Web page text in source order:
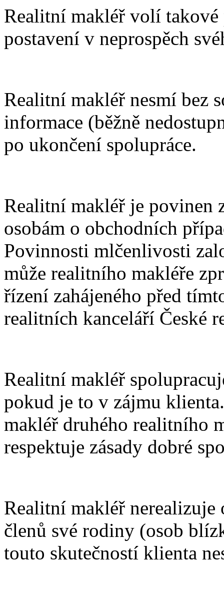
Realitní makléř volí takové
postavení v neprospěch
Realitní makléř nesmí bez
informace (běžně
po ukončení spolupráce.
Realitní makléř je povinen
osobám o obchodních
Povinnosti mlčenlivosti
může realitního makléře
řízení zahájeného před
realitních kanceláří České
Realitní makléř
pokud je to v zájmu
makléř druhého realitního
respektuje zásady dobré
Realitní makléř
členů své rodiny (osob
touto skutečností klienta